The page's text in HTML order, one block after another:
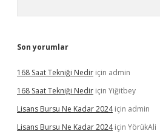
Son yorumlar
168 Saat Tekniği Nedir için admin
168 Saat Tekniği Nedir için Yiğitbey
Lisans Bursu Ne Kadar 2024için admin
Lisans Bursu Ne Kadar 2024için YörükAli